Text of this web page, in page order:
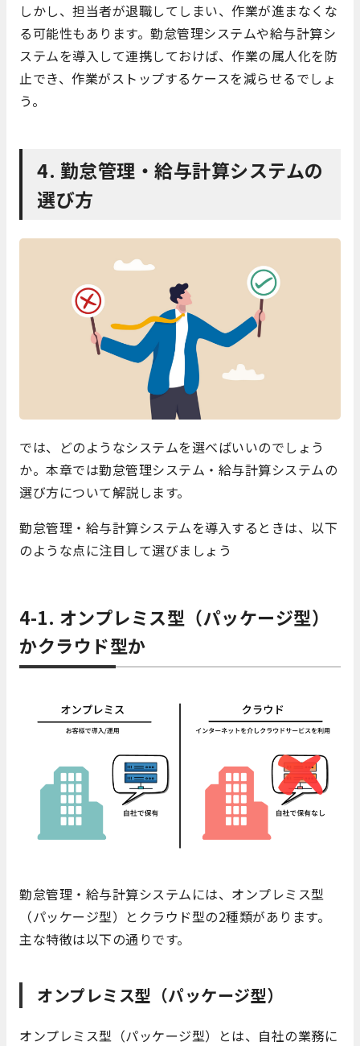
しかし、担当者が退職してしまい、作業が進まなくな
る可能性もあります。勤怠管理システムや給与計算シ
ステムを導入して連携しておけば、作業の属人化を防
止でき、作業がストップするケースを減らせるでしょ
う。
4. 勤怠管理・給与計算システムの
選び方
では、どのようなシステムを選べばいいのでしょう
か。本章では勤怠管理システム・給与計算システムの
選び方について解説します。
勤怠管理・給与計算システムを導入するときは、以下
のような点に注目して選びましょう
4-1. オンプレミス型（パッケージ型）
かクラウド型か
勤怠管理・給与計算システムには、オンプレミス型
（パッケージ型）とクラウド型の2種類があります。
主な特徴は以下の通りです。
オンプレミス型（パッケージ型）
オンプレミス型（パッケージ型）とは、自社の業務に